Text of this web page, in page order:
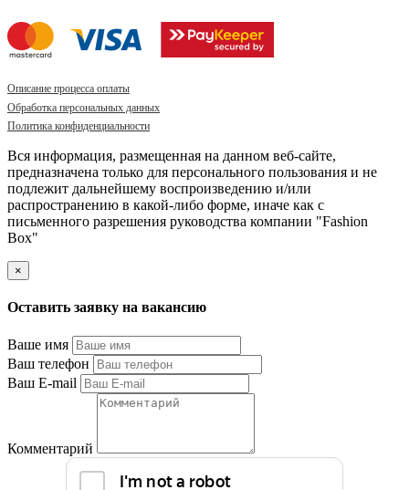
Описание процесса оплаты
Обработка персональных данных
Политика конфиденциальности
Вся информация, размещенная на данном веб-сайте,
предназначена только для персонального пользования и не
подлежит дальнейшему воспроизведению и/или
распространению в какой-либо форме, иначе как с
письменного разрешения руководства компании "Fashion
Box"
×
Оставить заявку на вакансию
Ваше имя
Ваш телефон
Ваш E-mail
Комментарий